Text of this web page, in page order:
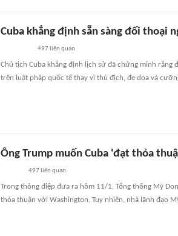
Cuba khẳng định sẵn sàng đối thoại
497liên quan
Chủ tịch Cuba khẳng định lịch sử đã chứng minh rằng
trên luật pháp quốc tế thay vì thù địch, đe dọa và
Ông Trump muốn Cuba 'đạt thỏa
497liên quan
Trong thông điệp đưa ra hôm 11/1, Tổng thống Mỹ
thỏa thuận với Washington. Tuy nhiên, nhà lãnh đạo